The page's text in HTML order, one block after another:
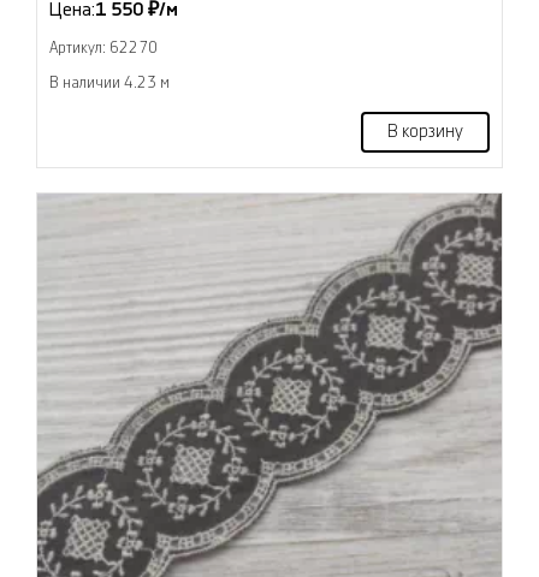
Цена:1 550 ₽/м
Артикул: 62270
В наличии 4.23 м
В корзину